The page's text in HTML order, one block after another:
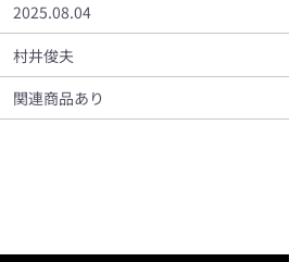
2025.08.04
村井俊夫
関連商品あり